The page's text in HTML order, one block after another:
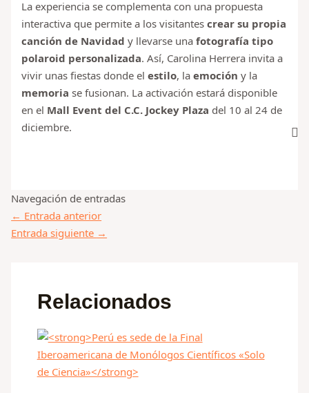
La experiencia se complementa con una propuesta
interactiva que permite a los visitantescrear su propia
canción de Navidad y llevarse unafotografía tipo
polaroid personalizada. Así, Carolina Herrera invita a
vivir unas fiestas donde elestilo, laemoción y la
memoria se fusionan. La activación estará disponible
en el Mall Event del C.C. Jockey Plaza del 10 al 24 de
diciembre.
Navegación de entradas
← Entrada anterior
Entrada siguiente →
Relacionados